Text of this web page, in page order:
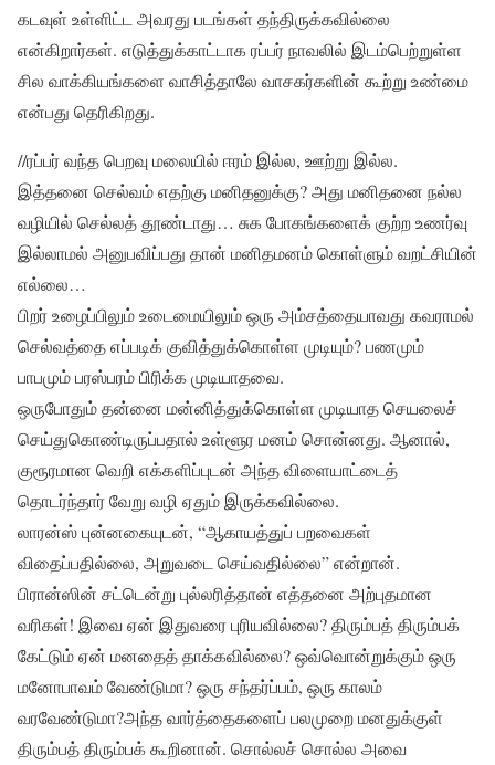
கடவுள் உள்ளிட்ட அவரது படங்கள் தந்திருக்கவில்லை
என்கிறார்கள். எடுத்துக்காட்டாக ரப்பர் நாவலில் இடம்பெற்றுள்ள
சில வாக்கியங்களை வாசித்தாலே வாசகர்களின் கூற்று உண்மை
என்பது தெரிகிறது.
//ரப்பர் வந்த பெறவு மலையில் ஈரம் இல்ல, ஊற்று இல்ல.
இத்தனை செல்வம் எதற்கு மனிதனுக்கு? அது மனிதனை நல்ல
வழியில் செல்லத் தூண்டாது… சுக போகங்களைக் குற்ற உணர்வு
இல்லாமல் அனுபவிப்பது தான் மனிதமனம் கொள்ளும் வறட்சியின்
எல்லை…
பிறர் உழைப்பிலும் உடைமையிலும் ஒரு அம்சத்தையாவது கவராமல்
செல்வத்தை எப்படிக் குவித்துக்கொள்ள முடியும்? பணமும்
பாபமும் பரஸ்பரம் பிரிக்க முடியாதவை.
ஒருபோதும் தன்னை மன்னித்துக்கொள்ள முடியாத செயலைச்
செய்துகொண்டிருப்பதால் உள்ளூர மனம் சொன்னது. ஆனால்,
குரூரமான வெறி எக்களிப்புடன் அந்த விளையாட்டைத்
தொடர்ந்தார் வேறு வழி ஏதும் இருக்கவில்லை.
லாரன்ஸ் புன்னகையுடன், “ஆகாயத்துப் பறவைகள்
விதைப்பதில்லை, அறுவடை செய்வதில்லை” என்றான்.
பிரான்ஸின் சட்டென்று புல்லரித்தான் எத்தனை அற்புதமான
வரிகள்! இவை ஏன் இதுவரை புரியவில்லை? திரும்பத் திரும்பக்
கேட்டும் ஏன் மனதைத் தாக்கவில்லை? ஒவ்வொன்றுக்கும் ஒரு
மனோபாவம் வேண்டுமா? ஒரு சந்தர்ப்பம், ஒரு காலம்
வரவேண்டுமா?அந்த வார்த்தைகளைப் பலமுறை மனதுக்குள்
திரும்பத் திரும்பக் கூறினான். சொல்லச் சொல்ல அவை